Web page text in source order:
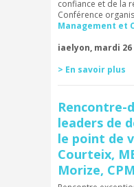
confiance et de la
Conférence
Management et
iaelyon, mardi 26
> En savoir plus
Rencontre-
leaders de
le point de
Courteix,
Morize,